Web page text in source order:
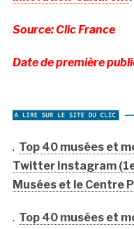
Source: Clic France
Date de première
. Top 40 musées et
Twitter Instagram
Musées et le Centre
. Top 40 musées et